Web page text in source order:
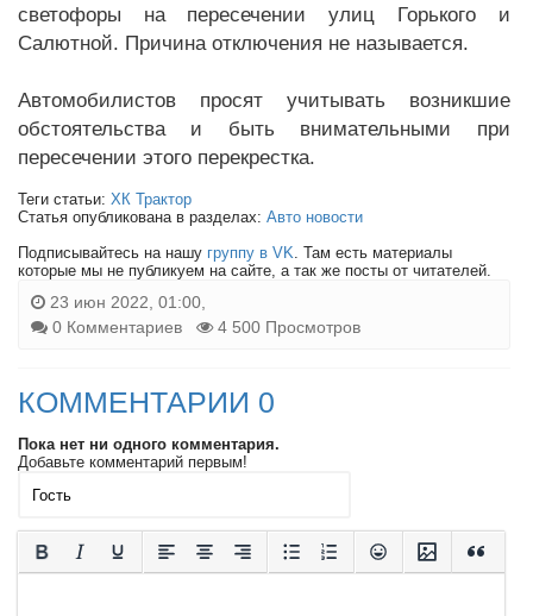
светофоры на пересечении улиц Горького и
Салютной. Причина отключения не называется.
Автомобилистов просят учитывать возникшие
обстоятельства и быть внимательными при
пересечении этого перекрестка.
Теги статьи: ХК Трактор
Статья опубликована в разделах: Авто новости
Подписывайтесь на нашу группу в VK. Там есть материалы
которые мы не публикуем на сайте, а так же посты от читателей.
23 июн 2022, 01:00,
0 Комментариев
4 500 Просмотров
КОММЕНТАРИИ 0
Пока нет ни одного комментария.
Добавьте комментарий первым!